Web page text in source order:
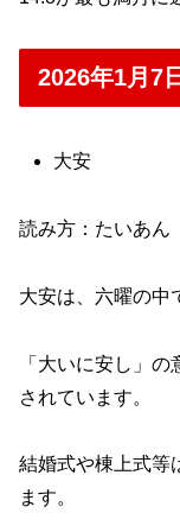
2026年1月7
大安
読み方：たいあん
大安は、六曜の中
「大いに安し」
されています。
結婚式や棟上式等
ます。